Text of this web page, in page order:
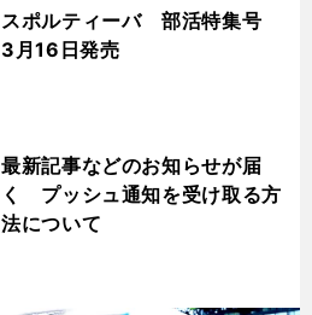
スポルティーバ 部活特集号
3月16日発売
最新記事などのお知らせが届
く プッシュ通知を受け取る方
法について